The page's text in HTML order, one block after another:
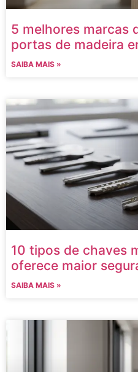
5 melhores marcas
portas de madeira
SAIBA MAIS »
10 tipos de chaves
oferece maior
SAIBA MAIS »